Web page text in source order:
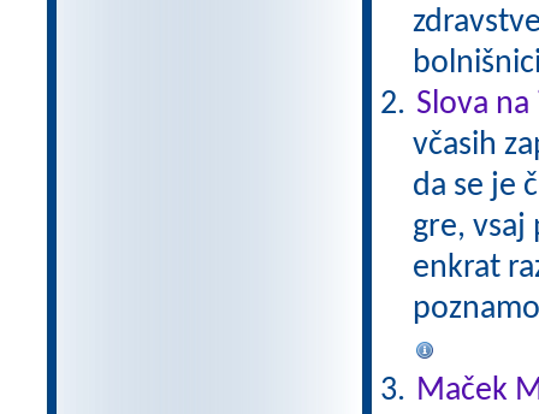
Slova na
včasih
da se je
gre, vsaj
enkrat
Maček